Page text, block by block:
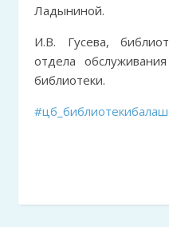
Ладыниной.
И.В. Гусева,
отдела
библиотеки.